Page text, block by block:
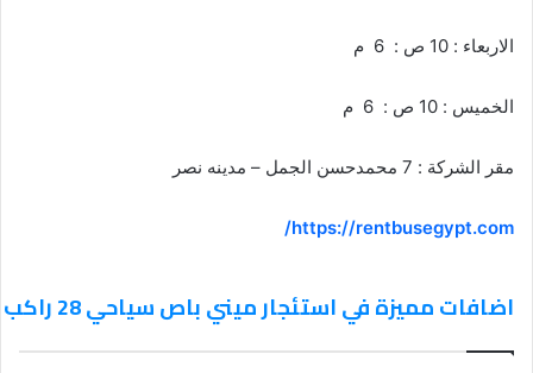
الاربعاء : 10 ص : 6 م
الخميس : 10 ص : 6 م
مقر الشركة : 7 محمدحسن الجمل – مدينه نصر
https://rentbusegypt.com/
اضافات مميزة في استئجار ميني باص سياحي 28 راكب _ القاهرة